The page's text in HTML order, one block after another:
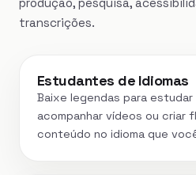
produção, pesquisa,
transcrições.
Estudantes de Idiomas
Baixe legendas para estudar
acompanhar vídeos ou criar
conteúdo no idioma que